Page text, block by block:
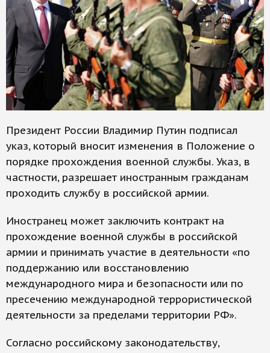
Президент России Владимир Путин подписал
указ, который вносит изменения в Положение о
порядке прохождения военной службы. Указ, в
частности, разрешает иностранным гражданам
проходить службу в российской армии.
Иностранец может заключить контракт на
прохождение военной службы в российской
армии и принимать участие в деятельности «по
поддержанию или восстановлению
международного мира и безопасности или по
пресечению международной террористической
деятельности за пределами территории РФ».
Согласно российскому законодательству,